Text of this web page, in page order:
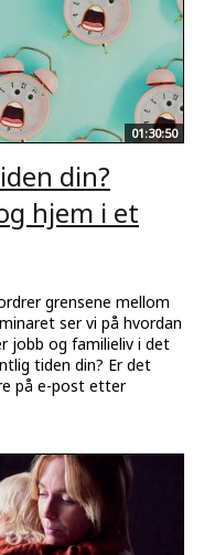
01:30:50
din?
hjem i et
grensene mellom
ser vi på hvordan
jobb og familieliv i det
tiden din? Er det
på e-post etter